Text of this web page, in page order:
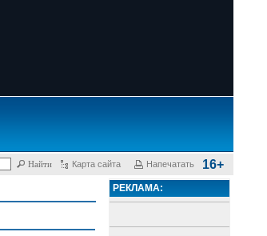
Карта сайта Напечатать 16+
РЕКЛАМА: